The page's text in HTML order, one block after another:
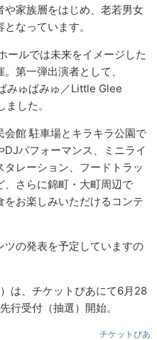
家族層をはじめ、老若男女
なっています。
ールでは未来をイメージした
第一弾出演者として、
みゅぱみゅ／Little Glee
した。
会館 駐車場とキラキラ公園で
パフォーマンス、ミニライ
レーション、フードトラッ
、さらに錦町・大町周辺で
お楽しみいただけるコンテ
の発表を予定していますの
は、チケットぴあにて6月28
行受付（抽選）開始。
チケットぴあ